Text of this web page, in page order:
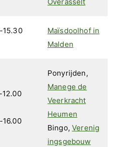
15.30
Maïsdoolhof in
Malden
12.00
16.00
Ponyrijden,
Manege de
Veerkracht
Heumen
Bingo,Verenig
ingsgebouw